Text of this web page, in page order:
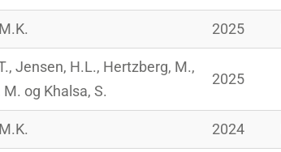
2025
Jensen, H.L., Hertzberg, M.,
og Khalsa, S.
2025
2024